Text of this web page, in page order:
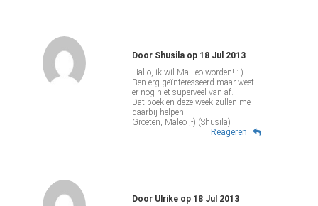
DoorShusilaop 18 Jul 2013
Hallo, ik wil Ma Leo worden! :-)
Ben erg geïnteresseerd maar weet
er nog niet superveel van af.
Dat boek en deze week zullen me
daarbij helpen.
Groeten, Maleo ;-) (Shusila)
Reageren
DoorUlrikeop 18 Jul 2013